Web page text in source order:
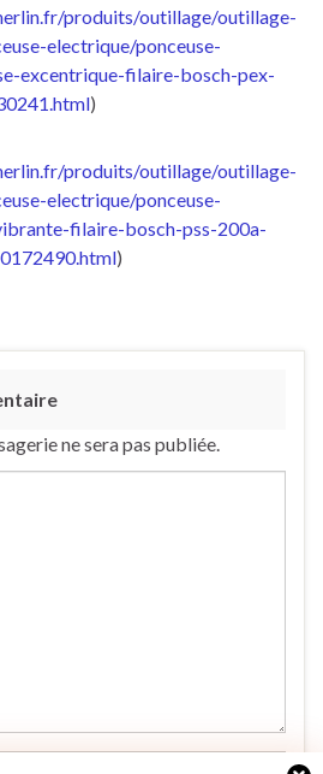
produits/outillage/outillage-
electrique/ponceuse-
excentrique-filaire-bosch-pex-
)
produits/outillage/outillage-
electrique/ponceuse-
filaire-bosch-pss-200a-
)
ne sera pas publiée.